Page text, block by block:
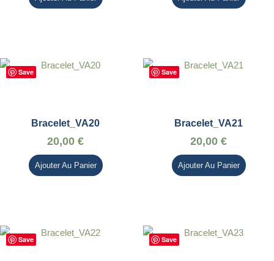
Save
Bracelet_VA20
20,00 €
Ajouter Au Panier
Save
Bracelet_VA21
20,00 €
Ajouter Au Panier
Save Save